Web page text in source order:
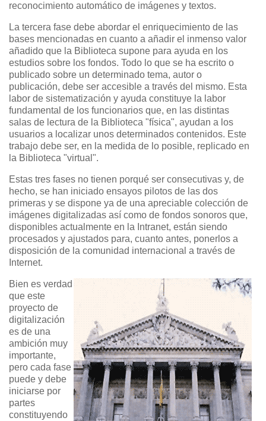
reconocimiento automático de imágenes y textos.
La tercera fase debe abordar el enriquecimiento de las
bases mencionadas en cuanto a añadir el inmenso valor
añadido que la Biblioteca supone para ayuda en los
estudios sobre los fondos. Todo lo que se ha escrito o
publicado sobre un determinado tema, autor o
publicación, debe ser accesible a través del mismo. Esta
labor de sistematización y ayuda constituye la labor
fundamental de los funcionarios que, en las distintas
salas de lectura de la Biblioteca "física", ayudan a los
usuarios a localizar unos determinados contenidos. Este
trabajo debe ser, en la medida de lo posible, replicado en
la Biblioteca "virtual".
Estas tres fases no tienen porqué ser consecutivas y, de
hecho, se han iniciado ensayos pilotos de las dos
primeras y se dispone ya de una apreciable colección de
imágenes digitalizadas así como de fondos sonoros que,
disponibles actualmente en la Intranet, están siendo
procesados y ajustados para, cuanto antes, ponerlos a
disposición de la comunidad internacional a través de
Internet.
Bien es verdad
que este
proyecto de
digitalización
es de una
ambición muy
importante,
pero cada fase
puede y debe
iniciarse por
partes
constituyendo